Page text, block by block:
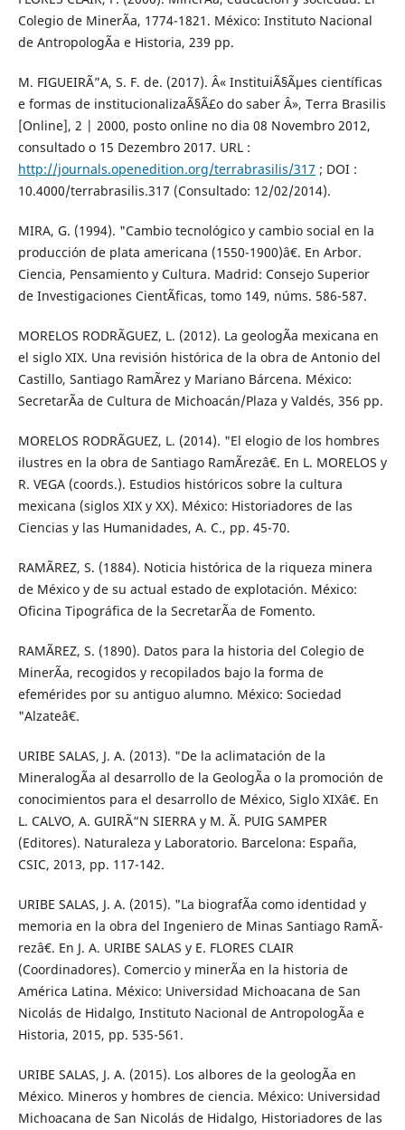
Colegio de MinerÃ­a, 1774-1821. México: Instituto Nacional
de AntropologÃ­a e Historia, 239 pp.
M. FIGUEIRÃ”A, S. F. de. (2017). Â« InstituiÃ§Ãµes científicas
e formas de institucionalizaÃ§Ã£o do saber Â», Terra Brasilis
[Online], 2 | 2000, posto online no dia 08 Novembro 2012,
consultado o 15 Dezembro 2017. URL :
http://journals.openedition.org/terrabrasilis/317 ; DOI :
10.4000/terrabrasilis.317 (Consultado: 12/02/2014).
MIRA, G. (1994). "Cambio tecnológico y cambio social en la
producción de plata americana (1550-1900)â€. En Arbor.
Ciencia, Pensamiento y Cultura. Madrid: Consejo Superior
de Investigaciones CientÃ­ficas, tomo 149, núms. 586-587.
MORELOS RODRÃGUEZ, L. (2012). La geologÃ­a mexicana en
el siglo XIX. Una revisión histórica de la obra de Antonio del
Castillo, Santiago RamÃ­rez y Mariano Bárcena. México:
SecretarÃ­a de Cultura de Michoacán/Plaza y Valdés, 356 pp.
MORELOS RODRÃGUEZ, L. (2014). "El elogio de los hombres
ilustres en la obra de Santiago RamÃ­rezâ€. En L. MORELOS y
R. VEGA (coords.). Estudios históricos sobre la cultura
mexicana (siglos XIX y XX). México: Historiadores de las
Ciencias y las Humanidades, A. C., pp. 45-70.
RAMÃREZ, S. (1884). Noticia histórica de la riqueza minera
de México y de su actual estado de explotación. México:
Oficina Tipográfica de la SecretarÃ­a de Fomento.
RAMÃREZ, S. (1890). Datos para la historia del Colegio de
MinerÃ­a, recogidos y recopilados bajo la forma de
efemérides por su antiguo alumno. México: Sociedad
"Alzateâ€.
URIBE SALAS, J. A. (2013). "De la aclimatación de la
MineralogÃ­a al desarrollo de la GeologÃ­a o la promoción de
conocimientos para el desarrollo de México, Siglo XIXâ€. En
L. CALVO, A. GUIRÃ“N SIERRA y M. Ã. PUIG SAMPER
(Editores). Naturaleza y Laboratorio. Barcelona: España,
CSIC, 2013, pp. 117-142.
URIBE SALAS, J. A. (2015). "La biografÃ­a como identidad y
memoria en la obra del Ingeniero de Minas Santiago RamÃ­
rezâ€. En J. A. URIBE SALAS y E. FLORES CLAIR
(Coordinadores). Comercio y minerÃ­a en la historia de
América Latina. México: Universidad Michoacana de San
Nicolás de Hidalgo, Instituto Nacional de AntropologÃ­a e
Historia, 2015, pp. 535-561.
URIBE SALAS, J. A. (2015). Los albores de la geologÃ­a en
México. Mineros y hombres de ciencia. México: Universidad
Michoacana de San Nicolás de Hidalgo, Historiadores de las